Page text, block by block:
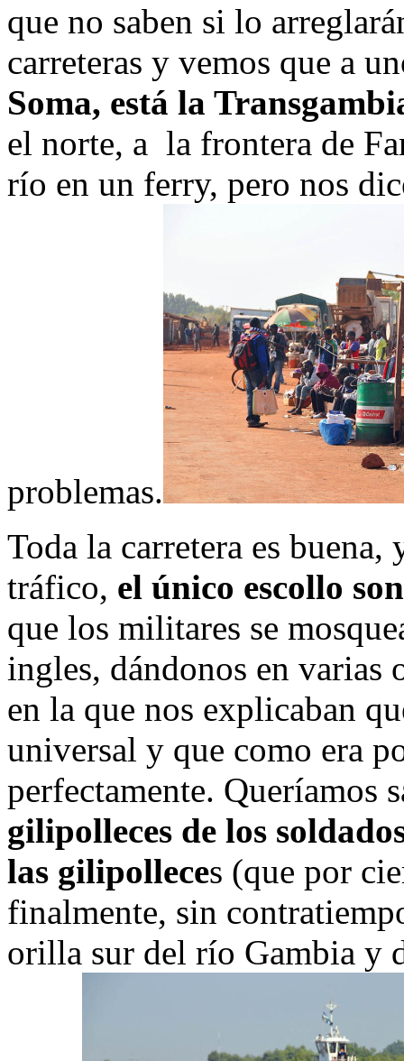
que no saben si lo
carreteras y vemos que a
Soma, está la
el norte, a la frontera de
río en un ferry, pero nos
problemas.
Toda la carretera es buena,
tráfico, el único escollo
que los militares se
ingles, dándonos en varias
en la que nos explicaban
universal y que como era
perfectamente. Queríamos
gilipolleces de los
las gilipolleces (que por
finalmente, sin
orilla sur del río Gambia y